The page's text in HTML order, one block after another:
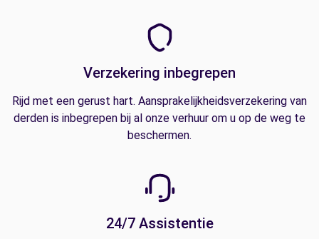
Verzekering inbegrepen
Rijd met een gerust hart. Aansprakelijkheidsverzekering van
derden is inbegrepen bij al onze verhuur om u op de weg te
beschermen.
24/7 Assistentie